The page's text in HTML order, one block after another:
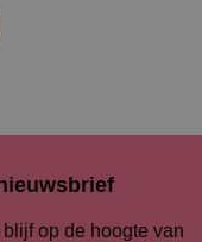
op de hoogte van